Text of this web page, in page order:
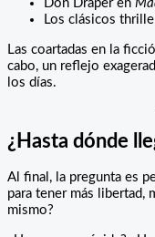
Don Draper en
Los clásicos
Las coartadas en la
cabo, un reflejo
los días.
¿Hasta dónde
Al final, la pregunta es
para tener más libertad,
mismo?